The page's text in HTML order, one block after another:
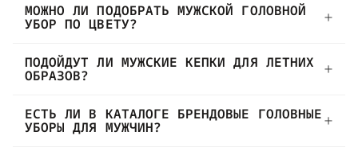
МОЖНО ЛИ ПОДОБРАТЬ МУЖСКОЙ ГОЛОВНОЙ
УБОР ПО ЦВЕТУ?
ПОДОЙДУТ ЛИ МУЖСКИЕ КЕПКИ ДЛЯ ЛЕТНИХ
ОБРАЗОВ?
ЕСТЬ ЛИ В КАТАЛОГЕ БРЕНДОВЫЕ ГОЛОВНЫЕ
УБОРЫ ДЛЯ МУЖЧИН?